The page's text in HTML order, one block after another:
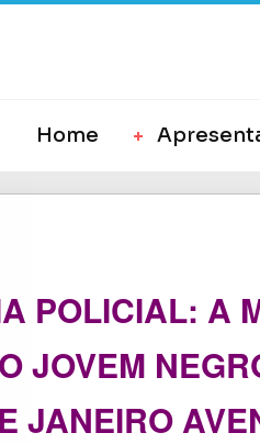
Home
POLICIAL: A
JOVEM
JANEIRO